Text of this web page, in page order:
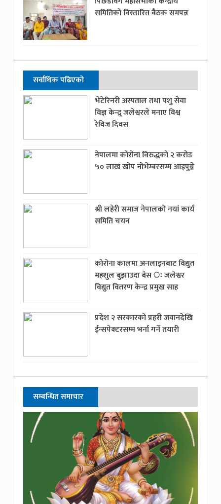
समितिको विस्तारित बैठक समपन्न
सर्वाधिक पढिएको
भेटेरिनरी अस्पताल तथा पशु सेवा
विज्ञ केन्द्र्र जलेश्वरले मनाए विश्व
रेविज दिवस
नेपालमा कोरोना विरुद्धको २ करोड
५० लाख खोप नोभेम्बरसम्म आइपुग्ने
श्री लहेरी समाज नेपालको नयां कार्य
समिति चयन
कोरोना कालमा अनलाइनबाट विद्युत
महशुल बुझाउदा बेस ः जलेश्वर
विद्युत वितरण केन्द्र प्रमुख साह
प्रदेश २ सरकारको प्रहरी जवानदेखि
ईन्सपेक्टरसम्म भर्ना गर्ने तयारी
सम्बन्धित समाचार